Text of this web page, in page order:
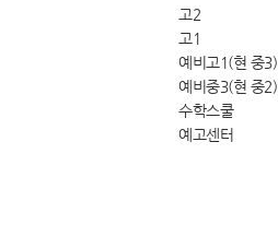
고2
고1
예비고1(현 중3)
예비중3(현 중2)
수학스쿨
예고센터